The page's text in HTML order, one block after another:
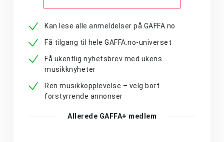
Kan lese alle anmeldelser på GAFFA.no
Få tilgang til hele GAFFA.no-universet
Få ukentlig nyhetsbrev med ukens
musikknyheter
Ren musikkopplevelse – velg bort
forstyrrende annonser
Allerede GAFFA+ medlem